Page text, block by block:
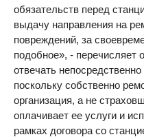
обязательств перед
выдачу направления на
повреждений, за
подобное», - перечисляет
отвечать
поскольку собственно
организация, а не
оплачивает ее услуги и
рамках договора со